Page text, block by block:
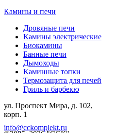
Камины и печи
Дровяные печи
Камины электрические
Биокамины
Банные печи
Дымоходы
Каминные топки
Термозащита для печей
Гриль и барбекю
ул. Проспект Мира, д. 102,
корп. 1
info@cckomplekt.ru